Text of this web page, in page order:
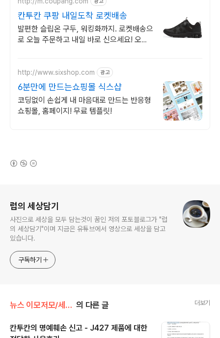
칸투칸 쿠팡 내일도착 로켓배송
발편한 슬립온 구두, 워킹화까지. 로켓배송으
로 오늘 주문하고 내일 바로 신으세요! 오래
http://www.sixshop.com 광고
6분만에 만드는쇼핑몰 식스샵
코딩없이 손쉽게 내 마음대로 만드는 반응형
쇼핑몰, 홈페이지! 무료 템플릿!
럽의 세상담기
사진으로 세상을 모두 담는것이 꿈인 저의 포토블로그가 "럽
의 세상담기"이며 지금은 유튜브에서 영상으로 세상을 담고
있습니다.
구독하기
뉴스 이모저모/세상에 이런일이 의 다른 글 더보기
칸투칸의 명예훼손 신고 - J427 제품에 대한